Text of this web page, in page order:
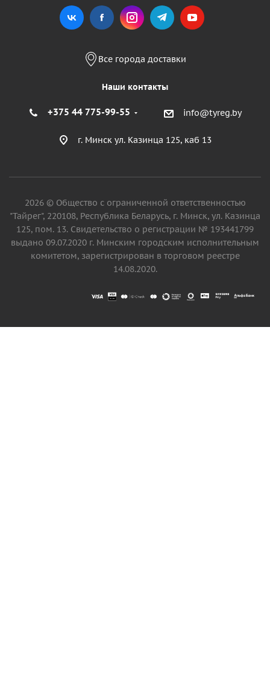
Все города доставки
Наши контакты
+375 44 775-99-55 info@tyreg.by
г. Минск ул. Казинца 125, каб 13
2026 © Общество с ограниченной ответственностью
"Тайрег", 220108, Республика Беларусь, г. Минск, ул. Казинца
125, пом. 13. Свидетельство о регистрации № 193441799
выдано 09.07.2020 г. Минским городским исполнительным
комитетом, зарегистрирован в торговом реестре
14.08.2020.